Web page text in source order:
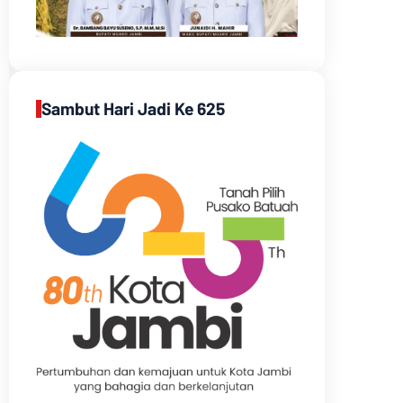
Sambut Hari Jadi Ke 625